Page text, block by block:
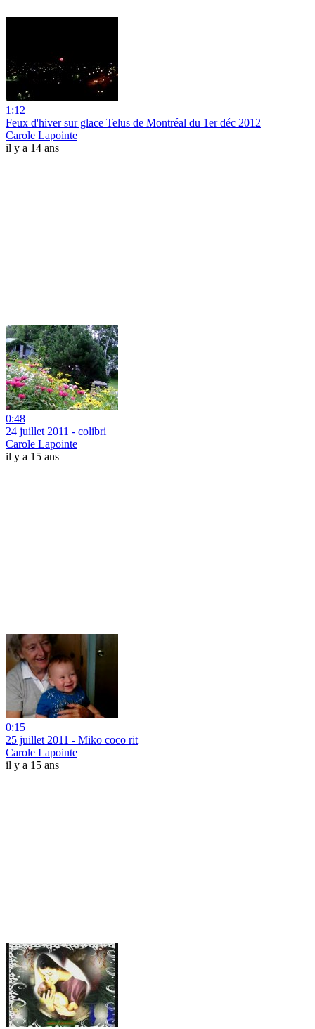
1:12
Feux d'hiver sur glace Telus de Montréal du 1er déc 2012
Carole Lapointe
il y a 14 ans
0:48
24 juillet 2011 - colibri
Carole Lapointe
il y a 15 ans
0:15
25 juillet 2011 - Miko coco rit
Carole Lapointe
il y a 15 ans